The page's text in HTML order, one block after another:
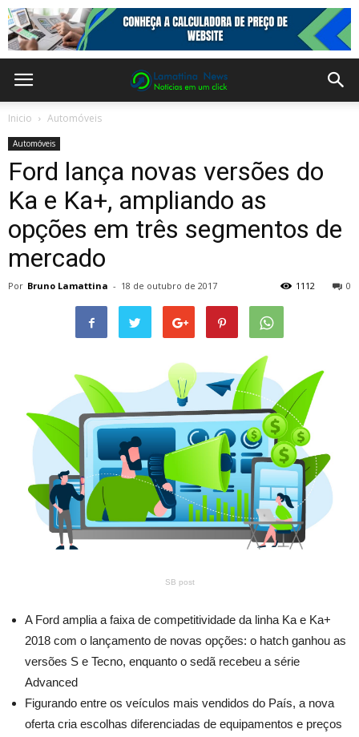
Inicio Automóveis
Automóveis
Ford lança novas versões do
Ka e Ka+, ampliando as
opções em três segmentos de
mercado
Por Bruno Lamattina - 18 de outubro de 2017 0
1112
SB post
A Ford amplia a faixa de competitividade da linha Ka e Ka+
2018 com o lançamento de novas opções: o hatch ganhou as
versões S e Tecno, enquanto o sedã recebeu a série
Advanced
Figurando entre os veículos mais vendidos do País, a nova
oferta cria escolhas diferenciadas de equipamentos e preços